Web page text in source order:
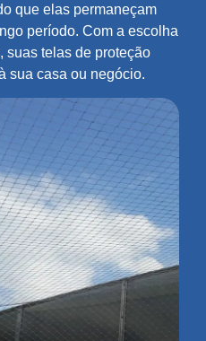
que elas permaneçam
período. Com a escolha
suas telas de proteção
sua casa ou negócio.